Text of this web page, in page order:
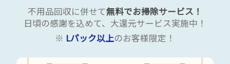
不用品回収に併せて無料でお掃除サービス！
日頃の感謝を込めて、大還元サービス実施中！
※ Lパック以上のお客様限定！